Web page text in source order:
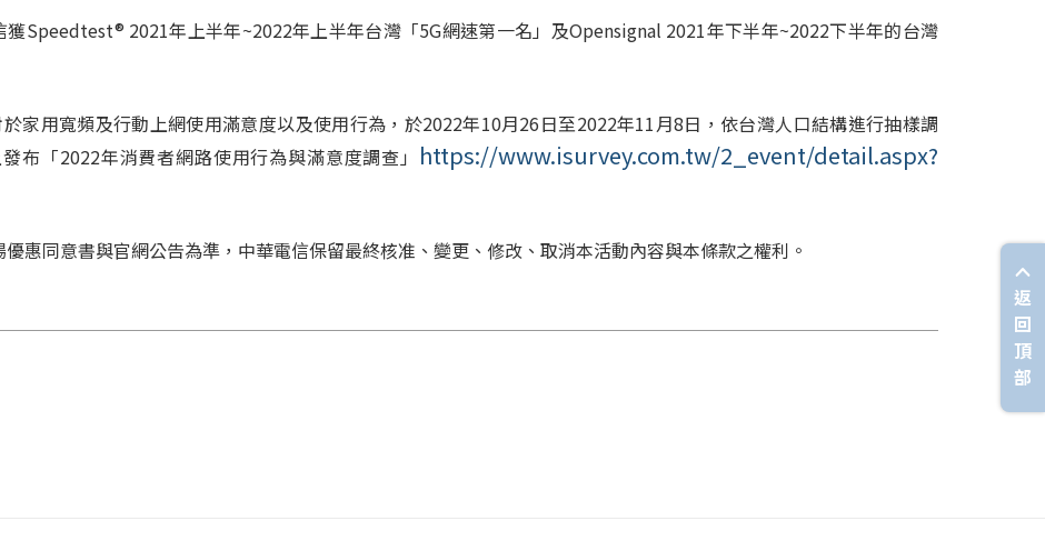
獲Speedtest® 2021年上半年~2022年上半年台灣「5G網速第一名」及Opensignal 2021年下半年~2022下半年的台灣
家用寬頻及行動上網使用滿意度以及使用行為，於2022年10月26日至2022年11月8日，依台灣人口結構進行抽樣調
布「2022年消費者網路使用行為與滿意度調查」 https://www.isurvey.com.tw/2_event/detail.aspx?
惠同意書與官網公告為準，中華電信保留最終核准、變更、修改、取消本活動內容與本條款之權利。
返
回
頂
部